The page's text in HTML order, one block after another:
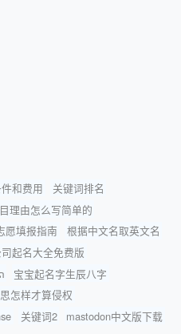
和费用
关键词排名
理由怎么写简单的
愿填报指南
根据中文名取英文名
起名大全免费版
宝宝起名字生辰八字
怎样才算侵权
关键词2
mastodon中文版下载